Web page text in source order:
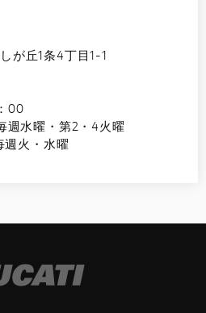
が丘1条4丁目1-1
00
水曜・第2・4火曜
週火・水曜